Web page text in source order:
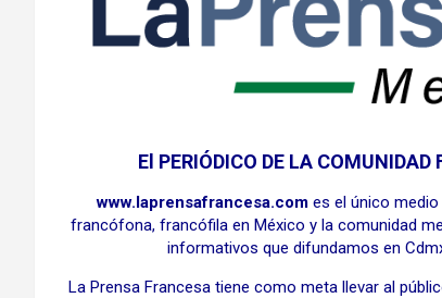
El PERIÓDICO DE LA
www.laprensafrancesa.comes el único
francófona, francófila en México y la comunidad
informativos que difundamos en
La Prensa Francesa tiene como meta llevar al